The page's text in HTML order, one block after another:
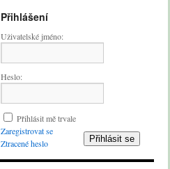
Přihlášení
Uživatelské jméno:
Heslo:
Přihlásit mě trvale
Přihlásit se
Zaregistrovat se
Ztracené heslo